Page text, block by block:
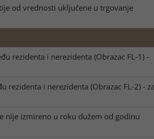
od vrednosti uključene u trgovanje
rezidenta i nerezidenta (Obrazac FL-1) -
i nerezidenta (Obrazac FL-2) - za
nije izmireno u roku dužem od godinu